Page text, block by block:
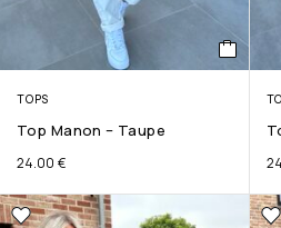
TOPS
Top Manon – Taupe
24.00 €